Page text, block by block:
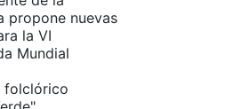
propone nuevas
la VI
Mundial
folclórico